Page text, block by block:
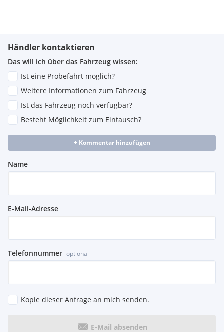
Händler kontaktieren
Das will ich über das Fahrzeug wissen:
Ist eine Probefahrt möglich?
Weitere Informationen zum Fahrzeug
Ist das Fahrzeug noch verfügbar?
Besteht Möglichkeit zum Eintausch?
+ Kommentar hinzufügen
Name
E-Mail-Adresse
Telefonnummer optional
Kopie dieser Anfrage an mich senden.
E-Mail absenden